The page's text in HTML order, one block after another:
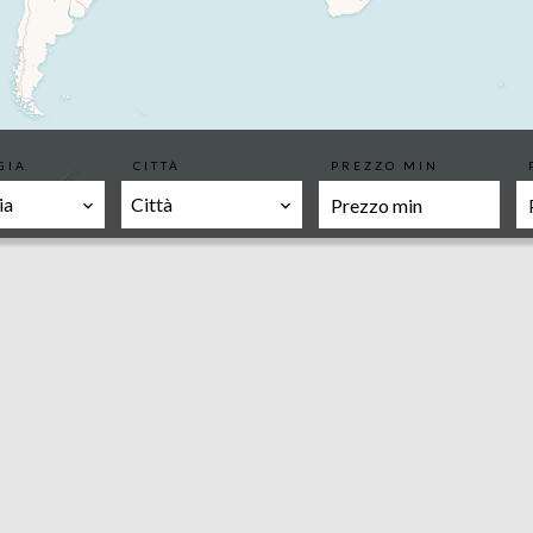
CITTÀ
Città
PREZZO MIN